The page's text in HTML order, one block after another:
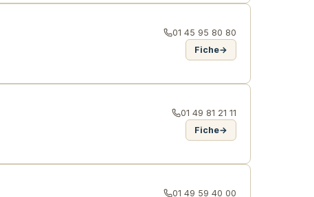
01 45 95 80 80
Fiche→
01 49 81 21 11
Fiche→
01 49 59 40 00